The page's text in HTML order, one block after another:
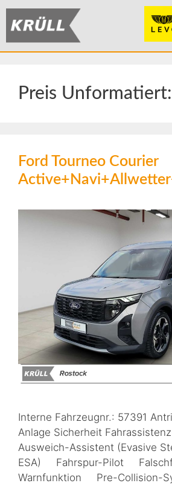
Preis Unformatiert:
Ford Tourneo Courier
Interne Fahrzeugnr.: 57391
Anlage Sicherheit
Ausweich-Assistent (Evasive
ESA) Fahrspur-Pilot
Warnfunktion Pre-Collision-